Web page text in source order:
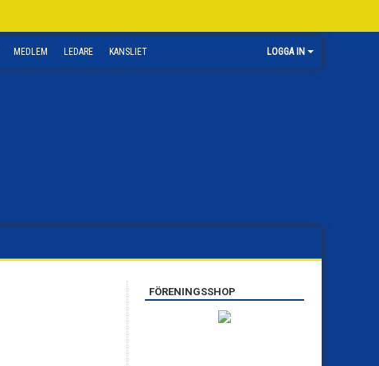
MEDLEM LEDARE KANSLIET LOGGA IN
FÖRENINGSSHOP